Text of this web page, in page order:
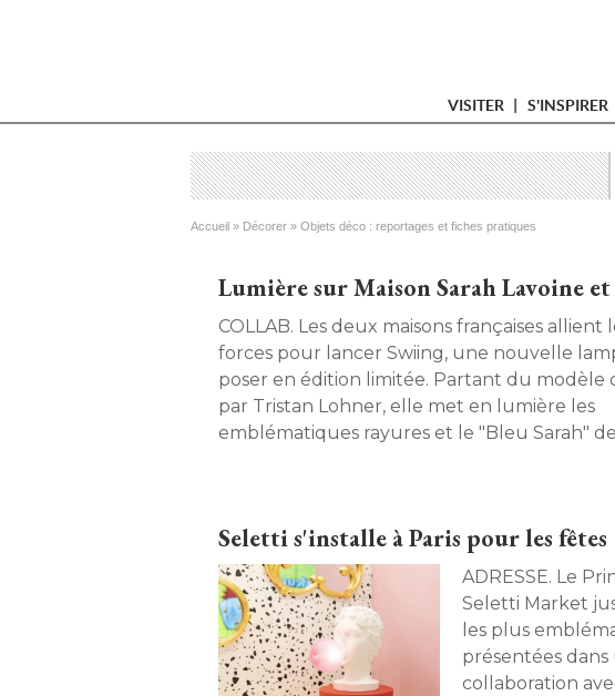
VISITER S'INSPIRER
Vous êtes ici
Accueil » Décorer » Objets déco : reportages et fiches pratiques
Lumière sur Maison Sarah Lavoine
COLLAB. Les deux maisons françaises allient leurs
forces pour lancer Swiing, une nouvelle
poser en édition limitée. Partant du modèle
par Tristan Lohner, elle met en lumière les
emblématiques rayures et le "Bleu Sarah"
Seletti s'installe à Paris pour les fêtes
ADRESSE. Le Printemps Haussmann accueille le
Seletti Market
les plus
présentées dans
collaboration